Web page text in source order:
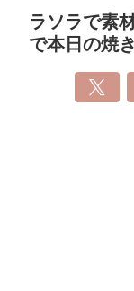
ラソラで素
で本日の焼